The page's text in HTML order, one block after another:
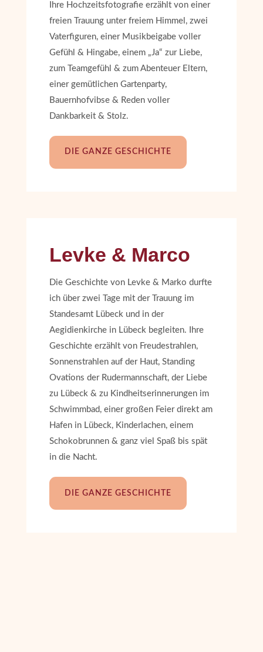
Ihre Hochzeitsfotografie erzählt von einer
freien Trauung unter freiem Himmel, zwei
Vaterfiguren, einer Musikbeigabe voller
Gefühl & Hingabe, einem „Ja“ zur Liebe,
zum Teamgefühl & zum Abenteuer Eltern,
einer gemütlichen Gartenparty,
Bauernhofvibse & Reden voller
Dankbarkeit & Stolz.
DIE GANZE GESCHICHTE
Levke & Marco
Die Geschichte von Levke & Marko durfte
ich über zwei Tage mit der Trauung im
Standesamt Lübeck und in der
Aegidienkirche in Lübeck begleiten. Ihre
Geschichte erzählt von Freudestrahlen,
Sonnenstrahlen auf der Haut, Standing
Ovations der Rudermannschaft, der Liebe
zu Lübeck & zu Kindheitserinnerungen im
Schwimmbad, einer großen Feier direkt am
Hafen in Lübeck, Kinderlachen, einem
Schokobrunnen & ganz viel Spaß bis spät
in die Nacht.
DIE GANZE GESCHICHTE